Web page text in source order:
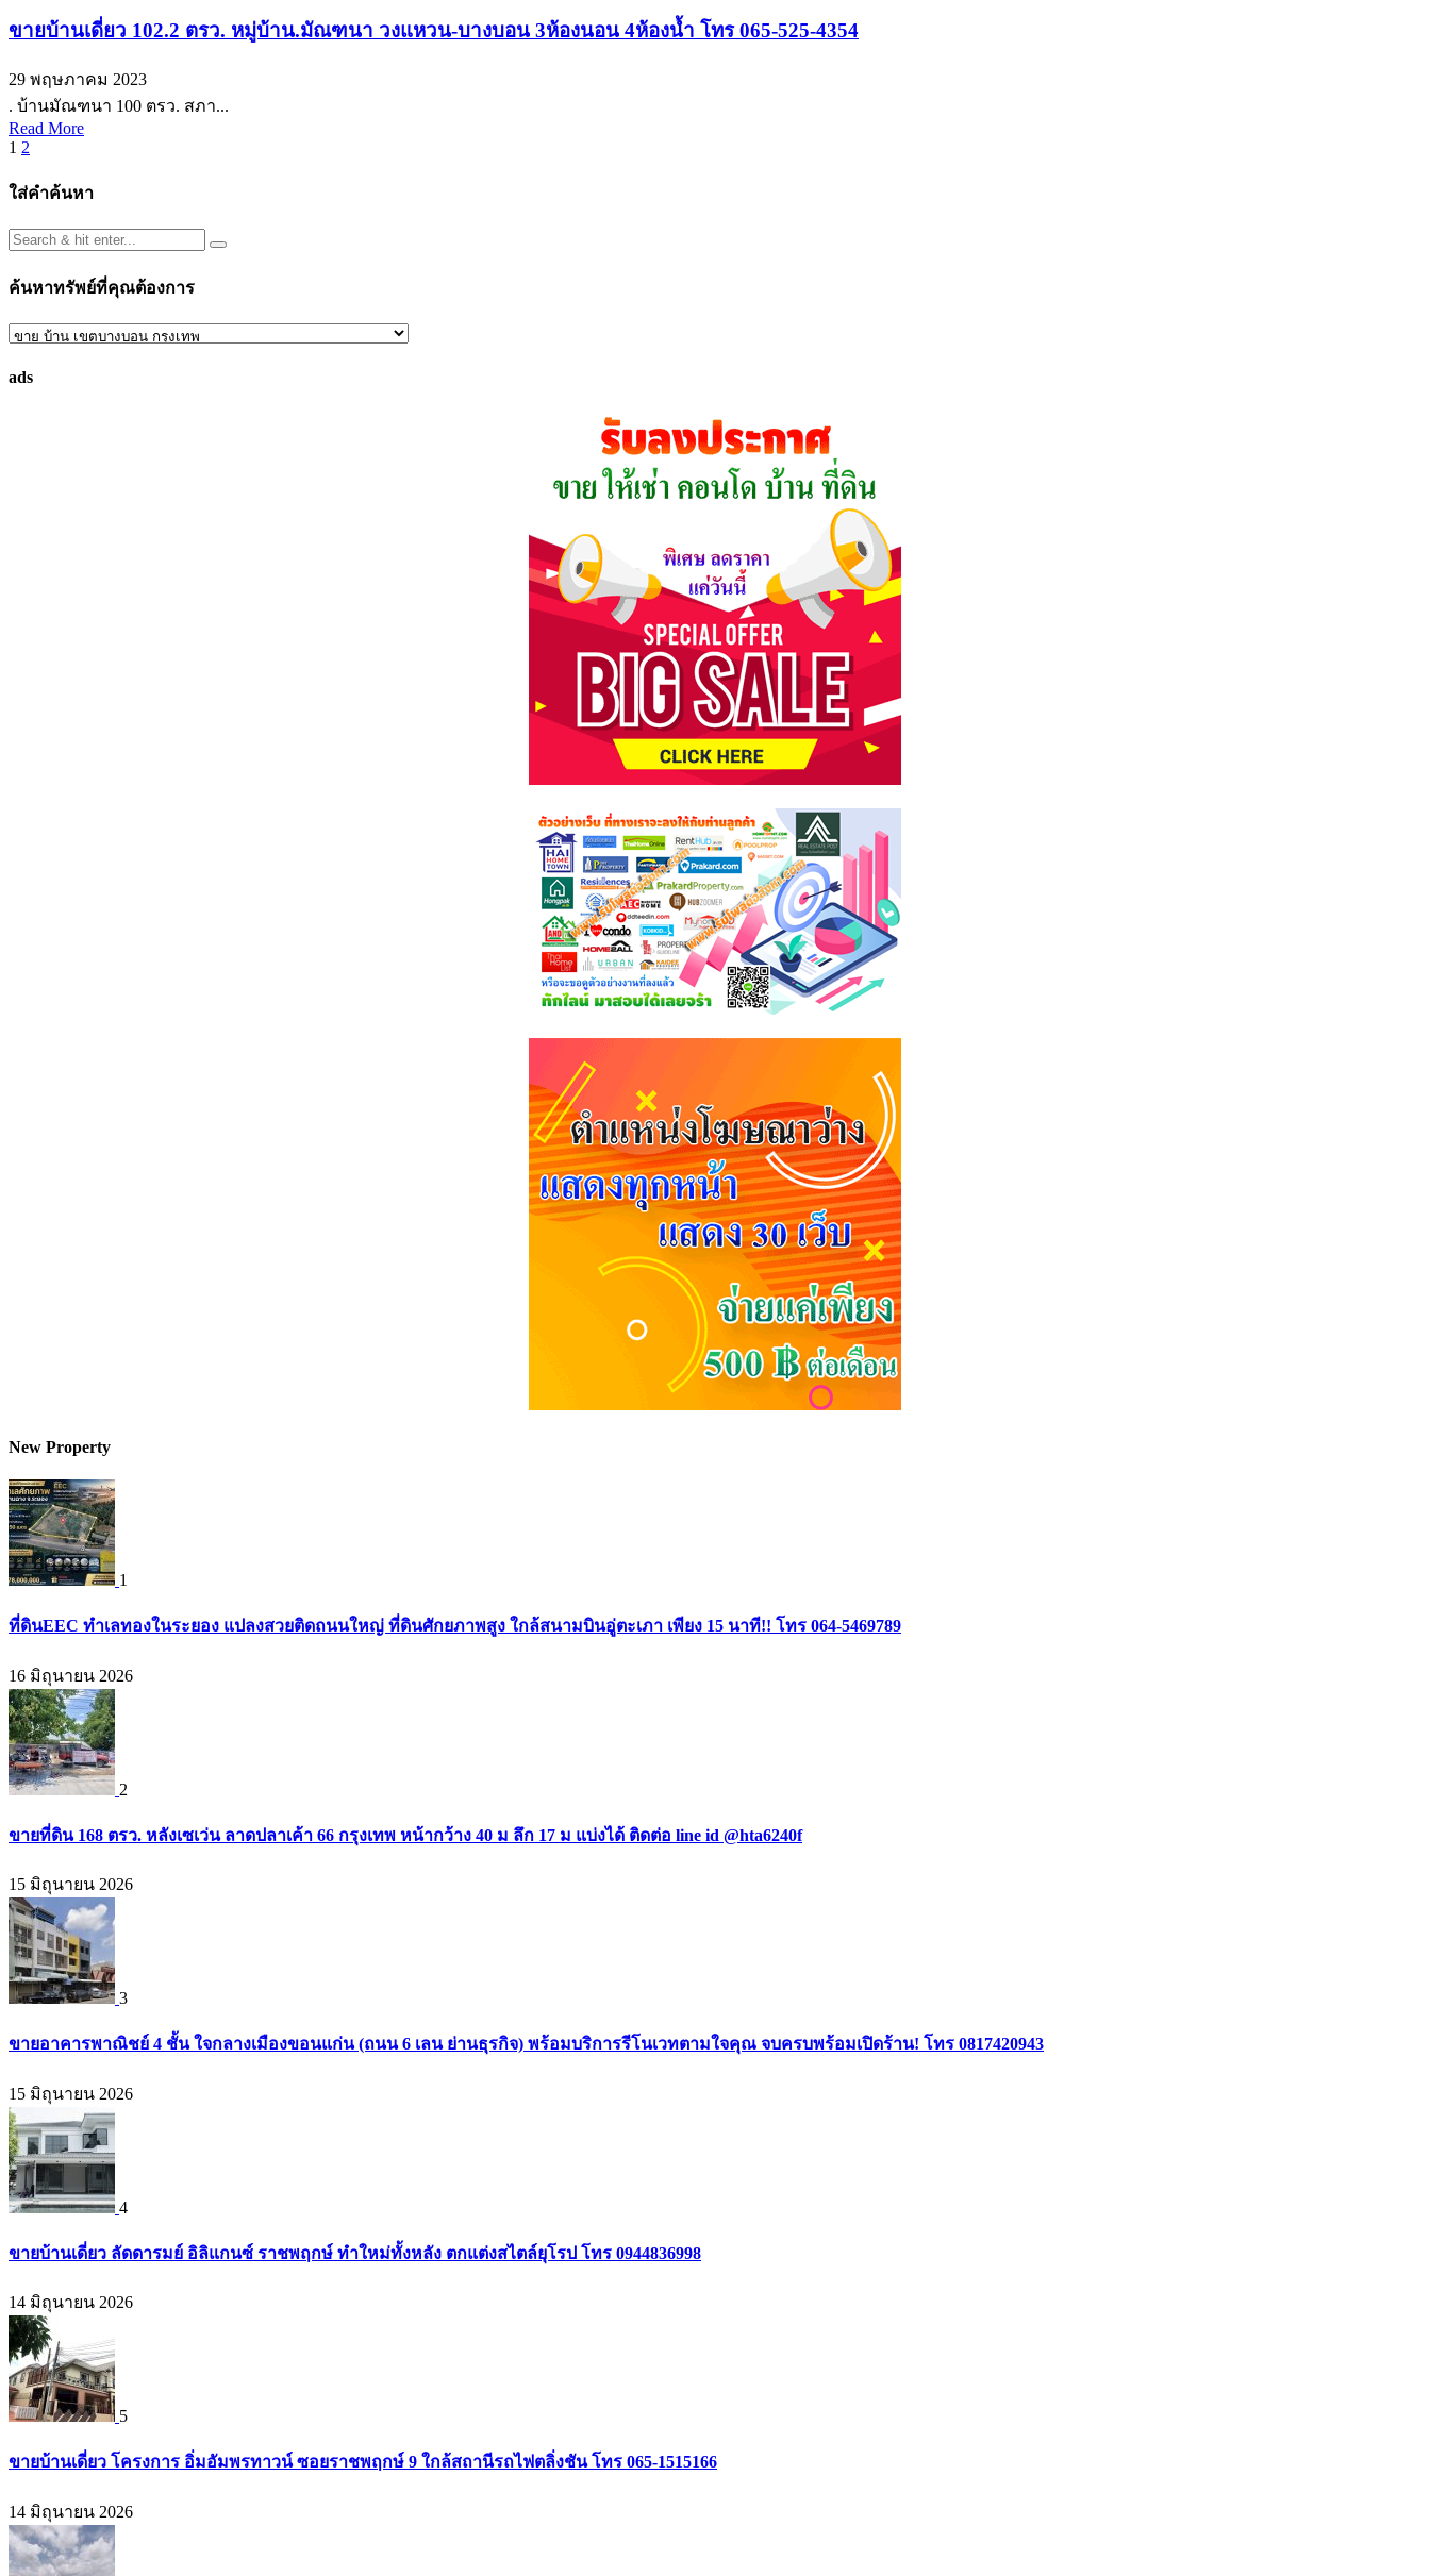
ขายบ้านเดี่ยว 102.2 ตรว. หมู่บ้าน.มัณฑนา วงแหวน-บางบอน 3ห้องนอน 4ห้องน้ำ โทร 065-525-4354
29 พฤษภาคม 2023
. บ้านมัณฑนา 100 ตรว. สภา...
Read More
Posts
pagination
1 2
ใส่คำค้นหา
ค้นหาทรัพย์ที่คุณต้องการ
ค้นหา
ที่
ads
New Property
1
ที่ดินEEC ทำเลทองในระยอง แปลงสวยติดถนนใหญ่ ที่ดินศักยภาพสูง ใกล้สนามบินอู่ตะเภา เพียง 15 นาที!! โทร 064-5469789
16 มิถุนายน 2026
2
ขายที่ดิน 168 ตรว. หลังเซเว่น ลาดปลาเค้า 66 กรุงเทพ หน้ากว้าง 40 ม ลึก 17 ม แบ่งได้ ติดต่อ line id @hta6240f
15 มิถุนายน 2026
3
ขายอาคารพาณิชย์ 4 ชั้น ใจกลางเมืองขอนแก่น (ถนน 6 เลน ย่านธุรกิจ) พร้อมบริการรีโนเวทตามใจคุณ จบครบพร้อมเปิดร้าน! โทร 0817420943
15 มิถุนายน 2026
4
ขายบ้านเดี่ยว ลัดดารมย์ อิลิแกนซ์ ราชพฤกษ์ ทำใหม่ทั้งหลัง ตกแต่งสไตล์ยุโรป โทร 0944836998
14 มิถุนายน 2026
5
ขายบ้านเดี่ยว โครงการ อิ่มอัมพรทาวน์ ซอยราชพฤกษ์ 9 ใกล้สถานีรถไฟตลิ่งชัน โทร 065-1515166
14 มิถุนายน 2026